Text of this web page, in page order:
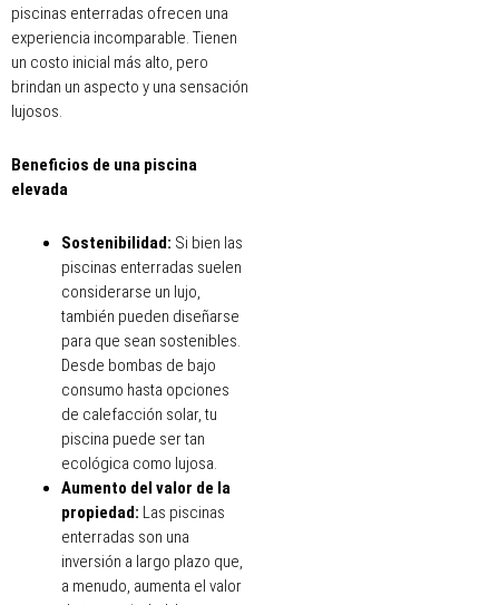
piscinas enterradas ofrecen una
experiencia incomparable. Tienen
un costo inicial más alto, pero
brindan un aspecto y una sensación
lujosos.
Beneficios de una piscina
elevada
Sostenibilidad: Si bien las
piscinas enterradas suelen
considerarse un lujo,
también pueden diseñarse
para que sean sostenibles.
Desde bombas de bajo
consumo hasta opciones
de calefacción solar, tu
piscina puede ser tan
ecológica como lujosa.
Aumento del valor de la
propiedad: Las piscinas
enterradas son una
inversión a largo plazo que,
a menudo, aumenta el valor